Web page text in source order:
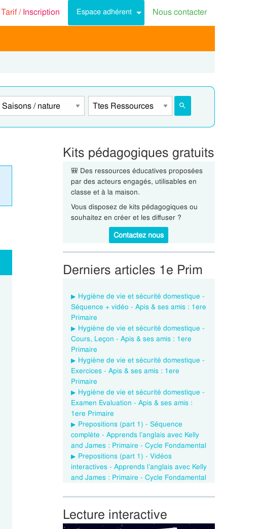
Tarif /Inscription Espace adhérent Nous contacter
Kits pédagogiques gratuits
🎒 Des ressources éducatives proposées
par des acteurs engagés, utilisables en
classe et à la maison.
Vous disposez de kits pédagogiques ou
souhaitez en créer et les diffuser ?
Contactez nous
Derniers articles 1e Prim
Hygiène de vie et sécurité domestique -
Séquence + vidéo - Apis & ses amis : 1ere
Primaire
Hygiène de vie et sécurité domestique -
Cours, Leçon - Apis & ses amis : 1ere
Primaire
Hygiène de vie et sécurité domestique -
Exercices - Apis & ses amis : 1ere
Primaire
Hygiène de vie et sécurité domestique -
Examen Evaluation - Apis & ses amis :
1ere Primaire
Prepositions (part 1) - Séquence
complète - Apprends l’anglais avec Kelly
and James : Primaire - Cycle Fondamental
Prepositions (part 1) - Vidéos
interactives - Apprends l’anglais avec Kelly
and James : Primaire - Cycle Fondamental
Lecture interactive